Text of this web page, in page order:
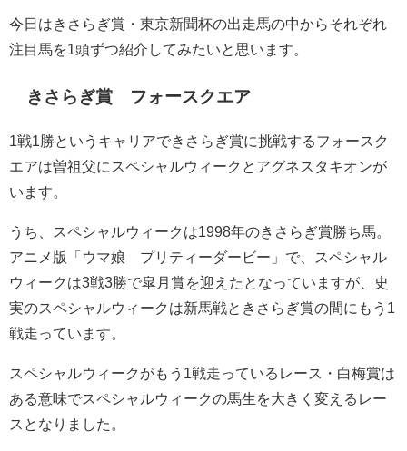
今日はきさらぎ賞・東京新聞杯の出走馬の中からそれぞれ
注目馬を1頭ずつ紹介してみたいと思います。
きさらぎ賞 フォースクエア
1戦1勝というキャリアできさらぎ賞に挑戦するフォースク
エアは曽祖父にスペシャルウィークとアグネスタキオンが
います。
うち、スペシャルウィークは1998年のきさらぎ賞勝ち馬。
アニメ版「ウマ娘 プリティーダービー」で、スペシャル
ウィークは3戦3勝で皐月賞を迎えたとなっていますが、史
実のスペシャルウィークは新馬戦ときさらぎ賞の間にもう1
戦走っています。
スペシャルウィークがもう1戦走っているレース・白梅賞は
ある意味でスペシャルウィークの馬生を大きく変えるレー
スとなりました。